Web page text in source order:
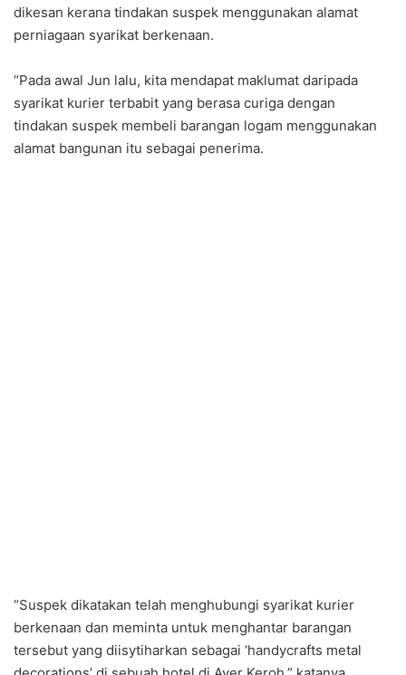
dikesan kerana tindakan suspek menggunakan alamat
perniagaan syarikat berkenaan.
“Pada awal Jun lalu, kita mendapat maklumat daripada
syarikat kurier terbabit yang berasa curiga dengan
tindakan suspek membeli barangan logam menggunakan
alamat bangunan itu sebagai penerima.
“Suspek dikatakan telah menghubungi syarikat kurier
berkenaan dan meminta untuk menghantar barangan
tersebut yang diisytiharkan sebagai ‘handycrafts metal